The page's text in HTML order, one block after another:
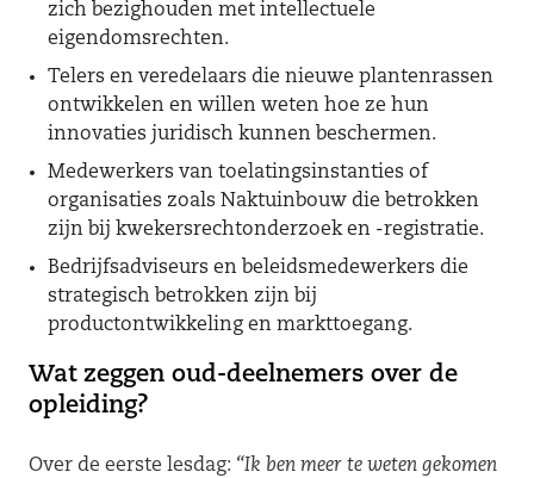
zich bezighouden met intellectuele
eigendomsrechten.
Telers en veredelaars die nieuwe plantenrassen
ontwikkelen en willen weten hoe ze hun
innovaties juridisch kunnen beschermen.
Medewerkers van toelatingsinstanties of
organisaties zoals Naktuinbouw die betrokken
zijn bij kwekersrechtonderzoek en -registratie.
Bedrijfsadviseurs en beleidsmedewerkers die
strategisch betrokken zijn bij
productontwikkeling en markttoegang.
Wat zeggen oud-deelnemers over de
opleiding?
Over de eerste lesdag: “Ik ben meer te weten gekomen